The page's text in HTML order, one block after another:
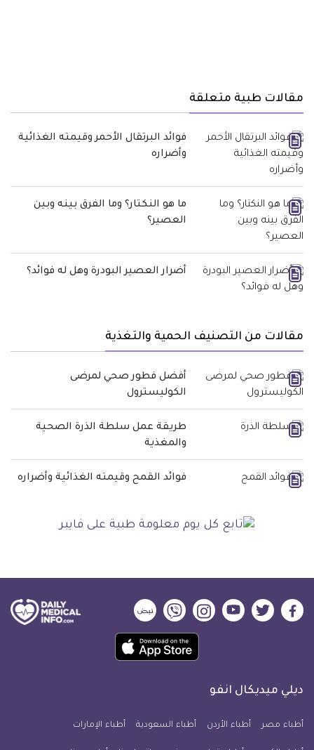
مقالات طبية متعلقة
فوائد البرتقال الأحمر وقيمته الغذائية
وأضراره
ما هو النكتار؟ وما الفرق بينه وبين
العصير؟
أضرار العصير البودرة وهل له فوائد؟
مقالات من التصنيف الحمية والتغذية
أفضل فطور صحي لمرضى
الكوليسترول
طريقة عمل سلطة الذرة الصحية
والمغذية
فوائد القمح وقيمته الغذائية وأضراره
ديلي
فيسبوك
ديلي
تويتر
ديلي
ميديكال
يوتيوب
ديلي
ميديكال
انفو
ديلي
ميديكال
انفو
ديلي
ميديكال
انفو
حمل
تطبيق
معلومة
ديلي ميديكال انفو
أطباء مصر أطباء الأردن أطباء السعودية أطباء الإمارات